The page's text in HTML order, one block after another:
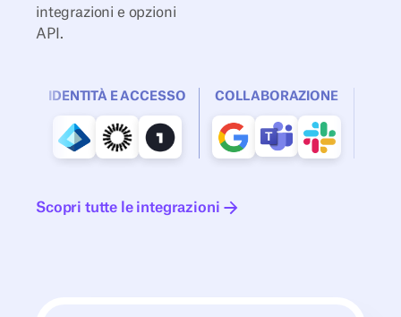
integrazioni e opzioni
API.
IDENTITÀ E ACCESSO COLLABORAZIONE
Scopri tutte le integrazioni
Scopri tutte le integrazioni